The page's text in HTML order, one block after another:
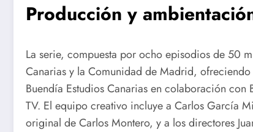
Producción y
La serie, compuesta por ocho episodios de 50
Canarias y la Comunidad de Madrid,
Buendía Estudios Canarias en colaboración
TV. El equipo creativo incluye a Carlos García
original de Carlos Montero, y a los directores